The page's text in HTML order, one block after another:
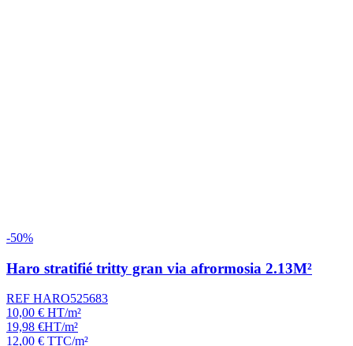
-50%
Haro stratifié tritty gran via afrormosia 2.13M²
REF HARO525683
10,00 € HT/m²
19,98 €HT/m²
12,00 € TTC/m²